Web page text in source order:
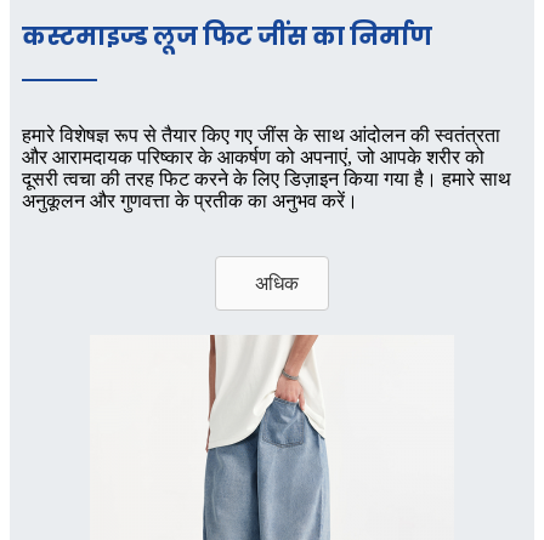
कस्टमाइज्ड लूज फिट जींस का निर्माण
हमारे विशेषज्ञ रूप से तैयार किए गए जींस के साथ आंदोलन की स्वतंत्रता
और आरामदायक परिष्कार के आकर्षण को अपनाएं, जो आपके शरीर को
दूसरी त्वचा की तरह फिट करने के लिए डिज़ाइन किया गया है। हमारे साथ
अनुकूलन और गुणवत्ता के प्रतीक का अनुभव करें।
अधिक